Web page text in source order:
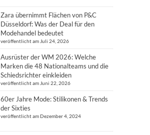
Zara übernimmt Flächen von P&C
Düsseldorf: Was der Deal für den
Modehandel bedeutet
veröffentlicht am Juli 24, 2026
Ausrüster der WM 2026: Welche
Marken die 48 Nationalteams und die
Schiedsrichter einkleiden
veröffentlicht am Juni 22, 2026
60er Jahre Mode: Stilikonen & Trends
der Sixties
veröffentlicht am Dezember 4, 2024